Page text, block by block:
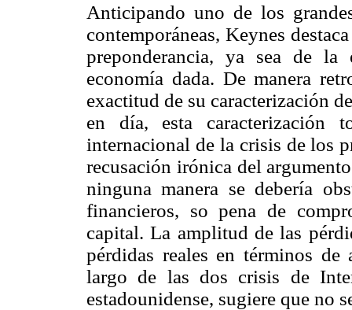
Anticipando uno de los
contemporáneas, Keynes
preponderancia, ya sea de
economía dada. De manera
exactitud de su caracterización
en día, esta caracterización
internacional de la crisis de los
recusación irónica del
ninguna manera se debería
financieros, so pena de
capital. La amplitud de las
pérdidas reales en términos
largo de las dos crisis de
estadounidense, sugiere que no